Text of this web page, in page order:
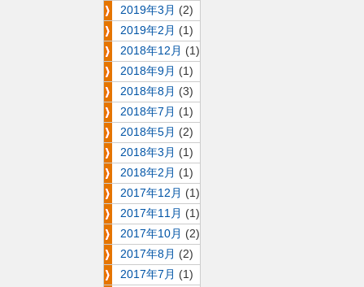
2019年3月 (2)
2019年2月 (1)
2018年12月 (1)
2018年9月 (1)
2018年8月 (3)
2018年7月 (1)
2018年5月 (2)
2018年3月 (1)
2018年2月 (1)
2017年12月 (1)
2017年11月 (1)
2017年10月 (2)
2017年8月 (2)
2017年7月 (1)